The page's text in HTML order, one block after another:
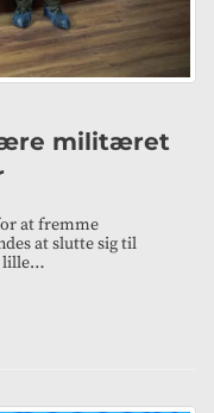
ære militæret
at fremme
at slutte sig til
lille…